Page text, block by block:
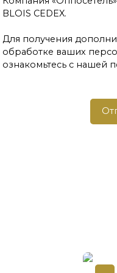
BLOIS CEDEX.
Для получения
обработке ваших
ознакомьтесь с нашей